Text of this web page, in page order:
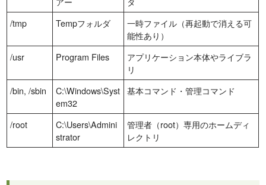
/tmp
Tempフォルダ
一時ファイル（再起動で消える可
能性あり）
/usr
Program Files
アプリケーション本体やライブラ
リ
/bin, /sbin
C:\Windows\Syst
em32
基本コマンド・管理コマンド
/root
C:\Users\Admini
strator
管理者（root）専用のホームディ
レクトリ